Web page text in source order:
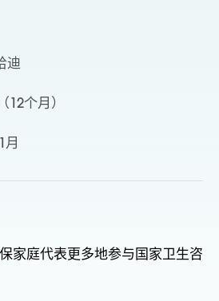
迪
12个月）
月
家庭代表更多地参与国家卫生咨